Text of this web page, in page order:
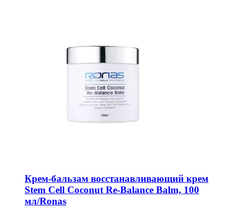
Крем-бальзам восстанавливающий крем
Stem Cell Coconut Re-Balance Balm, 100
мл/Ronas